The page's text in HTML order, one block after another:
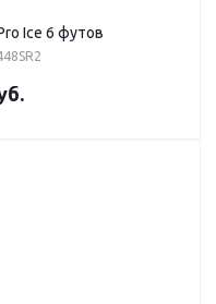
Ice 6 футов